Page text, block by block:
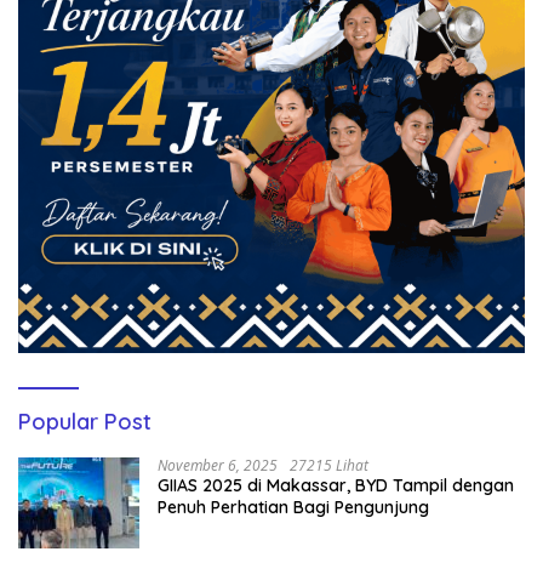
Popular Post
November 6, 2025 27215 Lihat
GIIAS 2025 di Makassar, BYD Tampil dengan
Penuh Perhatian Bagi Pengunjung